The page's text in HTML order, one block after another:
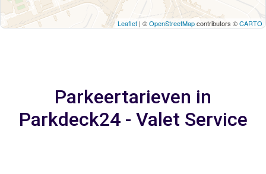
Leaflet | ©OpenStreetMapcontributors ©CARTO
Parkeertarieven in
Parkdeck24 - Valet Service